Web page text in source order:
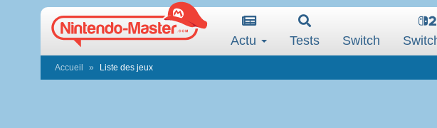
Actu Tests Switch
Accueil Liste des jeux